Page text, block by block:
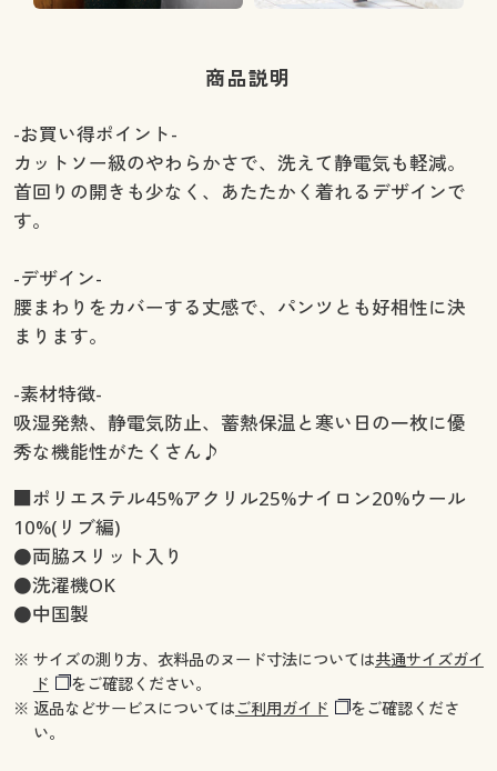
商品説明
-お買い得ポイント-
カットソー級のやわらかさで、洗えて静電気も軽減。
首回りの開きも少なく、あたたかく着れるデザインで
す。
-デザイン-
腰まわりをカバーする丈感で、パンツとも好相性に決
まります。
-素材特徴-
吸湿発熱、静電気防止、蓄熱保温と寒い日の一枚に優
秀な機能性がたくさん♪
■ポリエステル45%アクリル25%ナイロン20%ウール
10%(リブ編)
●両脇スリット入り
●洗濯機OK
●中国製
※ サイズの測り方、衣料品のヌード寸法については共通サイズガイ
ド
をご確認ください。
※ 返品などサービスについてはご利用ガイド
をご確認くださ
い。